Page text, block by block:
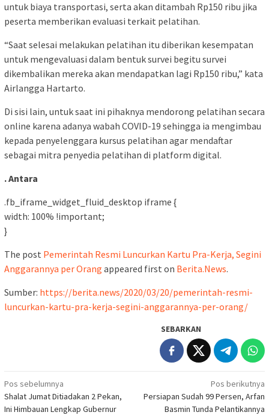
untuk biaya transportasi, serta akan ditambah Rp150 ribu jika
peserta memberikan evaluasi terkait pelatihan.
“Saat selesai melakukan pelatihan itu diberikan kesempatan
untuk mengevaluasi dalam bentuk survei begitu survei
dikembalikan mereka akan mendapatkan lagi Rp150 ribu,” kata
Airlangga Hartarto.
Di sisi lain, untuk saat ini pihaknya mendorong pelatihan secara
online karena adanya wabah COVID-19 sehingga ia mengimbau
kepada penyelenggara kursus pelatihan agar mendaftar
sebagai mitra penyedia pelatihan di platform digital.
. Antara
.fb_iframe_widget_fluid_desktop iframe {
width: 100% !important;
}
The post Pemerintah Resmi Luncurkan Kartu Pra-Kerja, Segini
Anggarannya per Orang appeared first on Berita.News.
Sumber: https://berita.news/2020/03/20/pemerintah-resmi-
luncurkan-kartu-pra-kerja-segini-anggarannya-per-orang/
SEBARKAN
Navigasi
pos
Pos sebelumnya
Shalat Jumat Ditiadakan 2 Pekan,
Ini Himbauan Lengkap Gubernur
Pos berikutnya
Persiapan Sudah 99 Persen, Arfan
Basmin Tunda Pelantikannya